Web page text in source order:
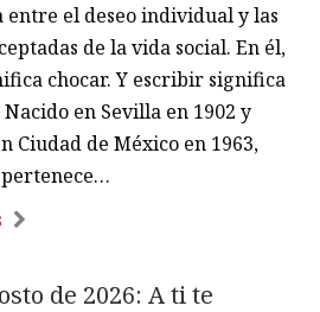
el deseo individual y las
de la vida social. En él,
chocar. Y escribir significa
en Sevilla en 1902 y
Ciudad de México en 1963,
de 2026: A ti te